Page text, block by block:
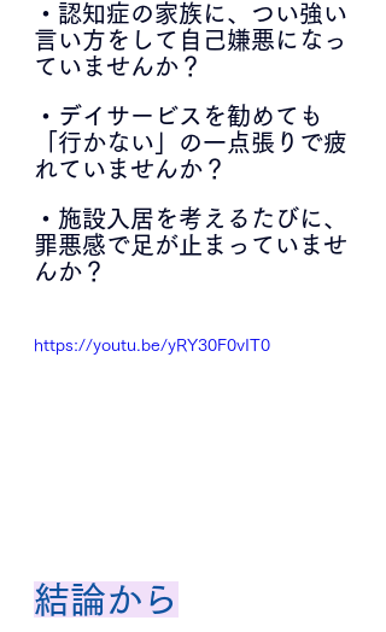
・認知症の家族に、つい強い
言い方をして自己嫌悪になっ
ていませんか？
・デイサービスを勧めても
「行かない」の一点張りで疲
れていませんか？
・施設入居を考えるたびに、
罪悪感で足が止まっていませ
んか？
https://youtu.be/yRY30F0vIT0
結論から